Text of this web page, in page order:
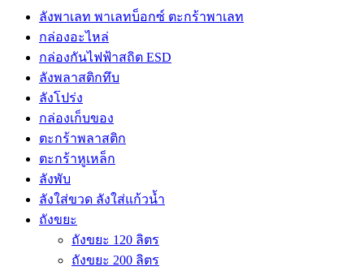
ลังพาเลท พาเลทบ็อกซ์ ตะกร้าพาเลท
กล่องอะไหล่
กล่องกันไฟฟ้าสถิต ESD
ลังพลาสติกทึบ
ลังโปร่ง
กล่องเก็บของ
ตะกร้าพลาสติก
ตะกร้าหูเหล็ก
ลังพับ
ลังใส่ขวด ลังใส่แก้วน้ำ
ถังขยะ
ถังขยะ 120 ลิตร
ถังขยะ 200 ลิตร